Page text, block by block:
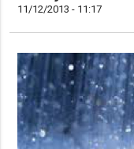
11/12/2013 - 11:17